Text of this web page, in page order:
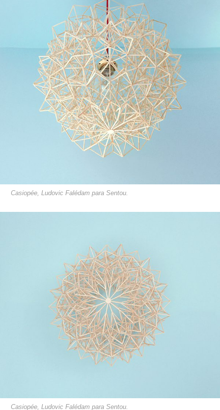
Casiopée, Ludovic Falédam para Sentou.
Casiopée, Ludovic Falédam para Sentou.